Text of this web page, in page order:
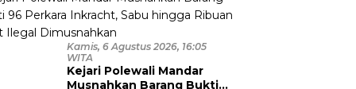
Kamis, 6 Agustus 2026, 16:05
WITA
Kejari Polewali Mandar
Musnahkan Barang Bukti